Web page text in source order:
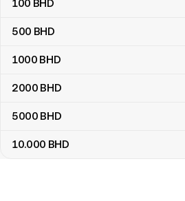
100 BHD
500 BHD
1000 BHD
2000 BHD
5000 BHD
10.000 BHD